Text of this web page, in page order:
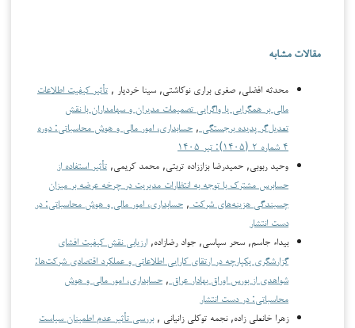
مقالات مشابه
محدثه افضلی, صغری براری نوکاشتی, سینا خردیار , تأثیر کیفیت اطلاعات
مالی بر همگرایی یا واگرایی تصمیمات مدیران و سهامداران با نقش
تعدیل‌گر پدیده برجستگی , حسابداری، امور مالی و هوش محاسباتی: دوره
۴ شماره ۲ (۱۴۰۵): تیر ۱۴۰۵
وحید ربوبی, حمیدرضا بزاززاده تربتی, محمد کریمی, تأثیر استفاده از
حسابرس مشترک با توجه به انتظارات مدیریت در چرخه عرضه بر میزان
چسبندگی هزینه‌های شرکت , حسابداری، امور مالی و هوش محاسباتی: در
دست انتشار
بیداء جاسم, سحر سپاسی, جواد رضازاده, ارزیابی نقش کیفیت افشای
گزارشگری یکپارچه در ارتقای کارایی اطلاعاتی و عملکرد اقتصادی شرکت‌ها:
شواهدی از بورس اوراق بهادار عراق , حسابداری، امور مالی و هوش
محاسباتی: در دست انتشار
زهرا خانعلی زاده, نجمه توکلی زانیانی ,بررسی تأثیر عدم اطمینان سیاست